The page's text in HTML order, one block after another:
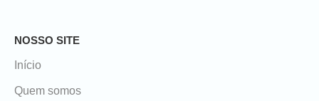
NOSSO SITE
Início
Quem somos